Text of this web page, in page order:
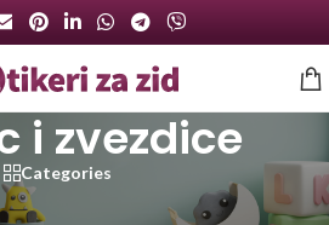
i zvezdice
Categories
i zvezdice“ Prikazan jedan rezultat